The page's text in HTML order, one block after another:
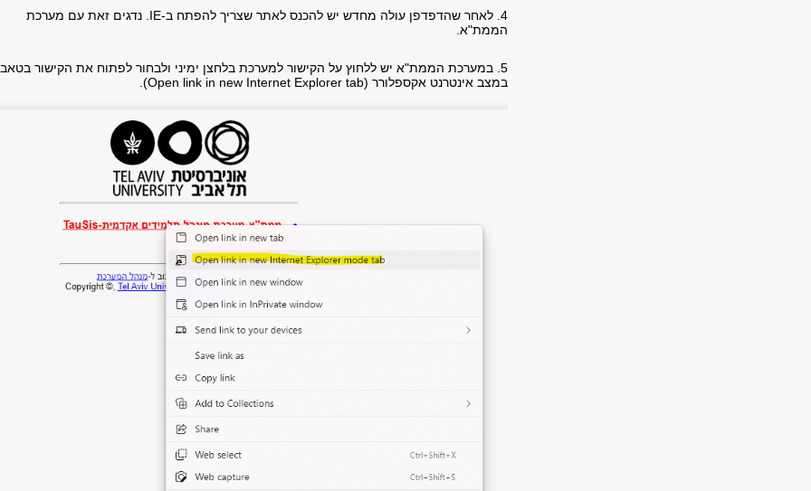
4. לאחר שהדפדפן עולה מחדש יש להכנס לאתר שצריך להפתח ב-IE. נדגים זאת עם מערכת
הממת"א.
5. במערכת הממת"א יש ללחוץ על הקישור למערכת בלחצן ימיני ולבחור לפתוח את הקישור בטאב
במצב אינטרנט אקספלורר (Open link in new Internet Explorer tab).